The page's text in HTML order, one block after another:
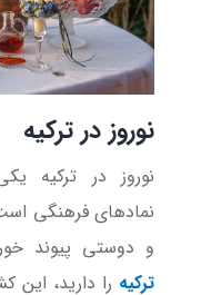
نوروز در ترکیه
نوروز در ترکیه
نمادهای فرهنگی
و دوستی پیوند
ترکیه را دارید، این